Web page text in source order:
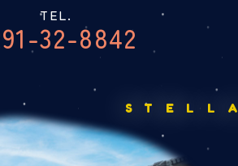
TEL.
32-8842